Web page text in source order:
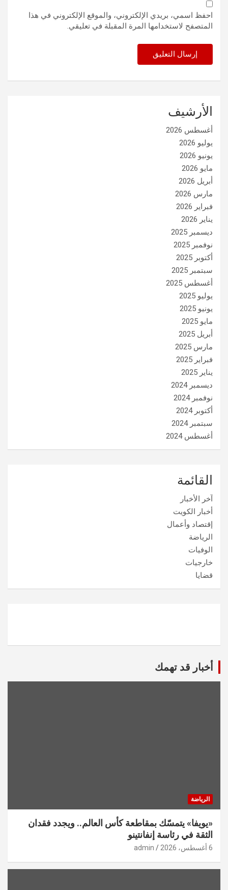
احفظ اسمي، بريدي الإلكتروني، والموقع الإلكتروني في هذا
المتصفح لاستخدامها المرة المقبلة في تعليقي.
الأرشيف
أغسطس 2026
يوليو 2026
يونيو 2026
مايو 2026
أبريل 2026
مارس 2026
فبراير 2026
يناير 2026
ديسمبر 2025
نوفمبر 2025
أكتوبر 2025
سبتمبر 2025
أغسطس 2025
يوليو 2025
يونيو 2025
مايو 2025
أبريل 2025
مارس 2025
فبراير 2025
يناير 2025
ديسمبر 2024
نوفمبر 2024
أكتوبر 2024
سبتمبر 2024
أغسطس 2024
القائمة
آخر الأخبار
أخبار الكويت
إقتصاد وأعمال
الرياضة
الوفيات
خارجيات
قضايا
أخبار قد تهمك
الرياضة
«يويفا» يتمسّك بمقاطعة كأس العالم.. ويجدد فقدان
الثقة في رئاسة إنفانتينو
6 أغسطس، 2026 admin